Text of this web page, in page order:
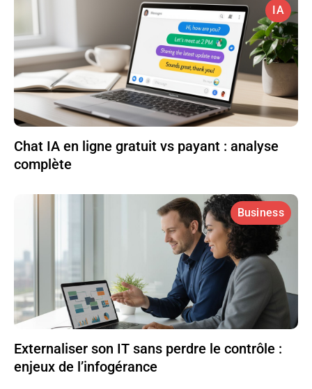
IA
Chat IA en ligne gratuit vs payant : analyse
complète
Business
Externaliser son IT sans perdre le contrôle :
enjeux de l’infogérance